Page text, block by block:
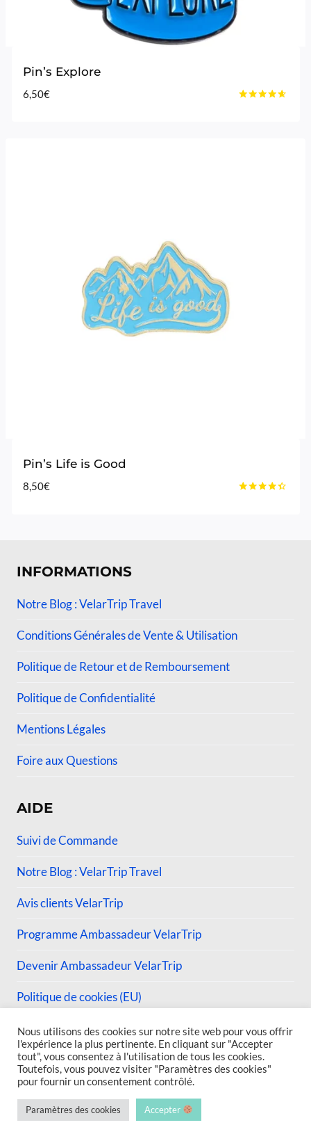
Pin’s Explore
6,50€
Pin’s Life is Good
8,50€
INFORMATIONS
Notre Blog : VelarTrip Travel
Conditions Générales de Vente & Utilisation
Politique de Retour et de Remboursement
Politique de Confidentialité
Mentions Légales
Foire aux Questions
AIDE
Suivi de Commande
Notre Blog : VelarTrip Travel
Avis clients VelarTrip
Programme Ambassadeur VelarTrip
Devenir Ambassadeur VelarTrip
Politique de cookies (EU)
© 2026 VelarTrip
Nous utilisons des cookies sur notre site web pour vous offrir
l'expérience la plus pertinente. En cliquant sur "Accepter
tout", vous consentez à l'utilisation de tous les cookies.
Toutefois, vous pouvez visiter "Paramètres des cookies"
pour fournir un consentement contrôlé.
Paramètres des cookies Accepter